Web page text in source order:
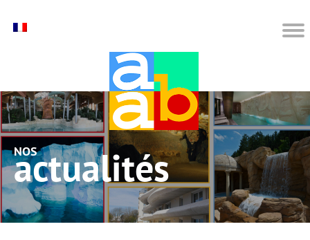
nos actualités